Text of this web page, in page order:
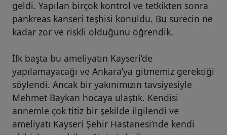
geldi. Yapılan birçok kontrol ve tetkikten sonra
pankreas kanseri teşhisi konuldu. Bu sürecin ne
kadar zor ve riskli olduğunu öğrendik.
İlk başta bu ameliyatın Kayseri’de
yapılamayacağı ve Ankara’ya gitmemiz gerektiği
söylendi. Ancak bir yakınımızın tavsiyesiyle
Mehmet Baykan hocaya ulaştık. Kendisi
annemle çok titiz bir şekilde ilgilendi ve
ameliyatı Kayseri Şehir Hastanesi’nde kendi